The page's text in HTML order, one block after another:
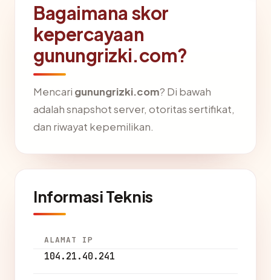
Bagaimana skor
kepercayaan
gunungrizki.com?
Mencari gunungrizki.com? Di bawah
adalah snapshot server, otoritas sertifikat,
dan riwayat kepemilikan.
Informasi Teknis
ALAMAT IP
104.21.40.241